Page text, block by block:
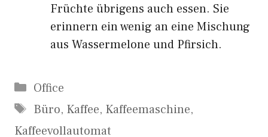
Früchte übrigens auch essen. Sie
erinnern ein wenig an eine Mischung
aus Wassermelone und Pfirsich.
Kategorien
Office
Schlagwörter
Büro, Kaffee, Kaffeemaschine,
Kaffeevollautomat